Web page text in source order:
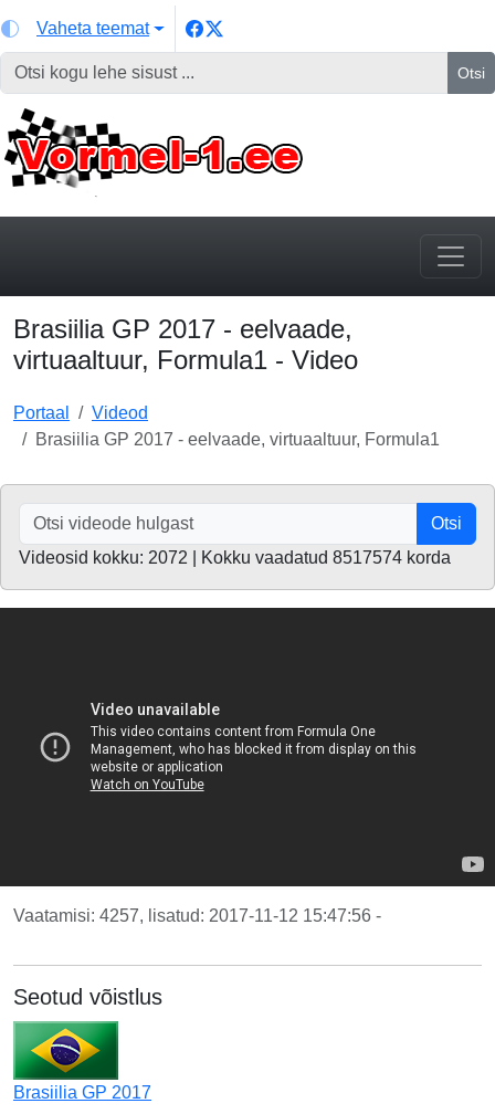
Vaheta teemat
Otsi
Brasiilia GP 2017 - eelvaade,
virtuaaltuur, Formula1 - Video
Portaal
Videod
Brasiilia GP 2017 - eelvaade, virtuaaltuur, Formula1
Otsi
Videosid kokku: 2072 | Kokku vaadatud 8517574 korda
Vaatamisi: 4257, lisatud: 2017-11-12 15:47:56 -
Seotud võistlus
Brasiilia GP 2017